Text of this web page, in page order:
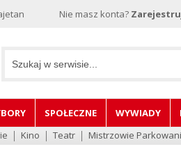
Nie masz konta?
SPOŁECZNE WYWIADY
Kino Teatr Mistrzowie